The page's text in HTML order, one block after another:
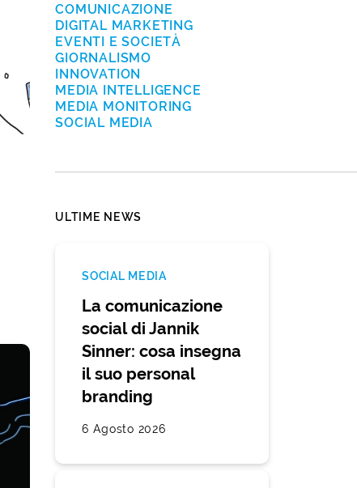
COMUNICAZIONE
DIGITAL MARKETING
EVENTI E SOCIETÀ
GIORNALISMO
INNOVATION
MEDIA INTELLIGENCE
MEDIA MONITORING
SOCIAL MEDIA
ULTIME NEWS
SOCIAL MEDIA
La comunicazione
social di Jannik
Sinner: cosa insegna
il suo personal
branding
6 Agosto 2026